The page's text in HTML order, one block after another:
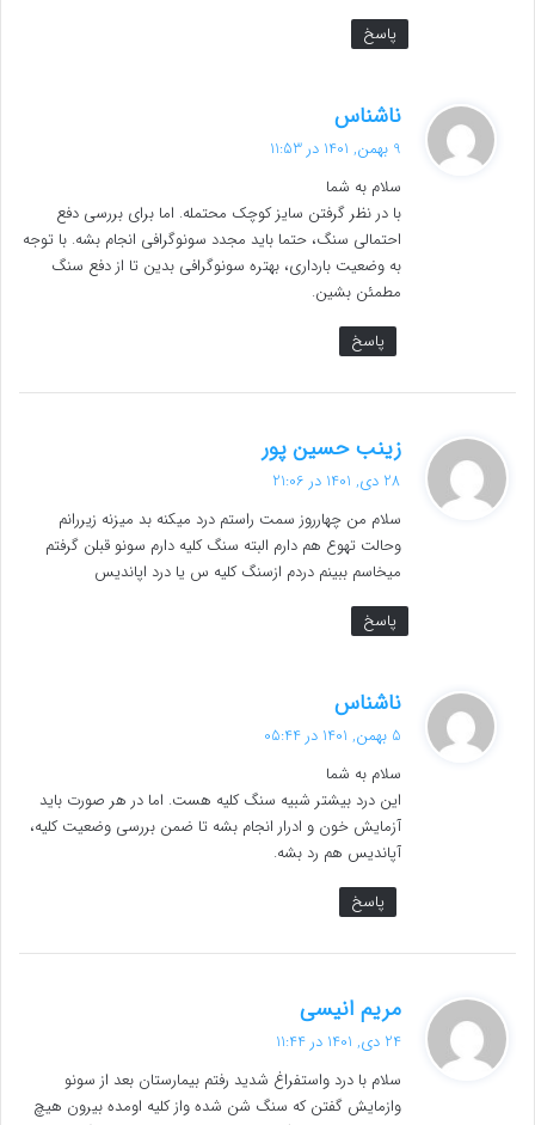
پاسخ
ناشناس
ف
:
9 بهمن, 1401 در 11:53
سلام به شما
با در نظر گرفتن سایز کوچک محتمله. اما برای بررسی دفع
احتمالی سنگ، حتما باید مجدد سونوگرافی انجام بشه. با توجه
به وضعیت بارداری، بهتره سونوگرافی بدین تا از دفع سنگ
مطمئن بشین.
پاسخ
زینب حسین پور
:
28 دی, 1401 در 21:06
سلام من چهارروز سمت راستم درد میکنه بد میزنه زیررانم
وحالت تهوع هم دارم البته سنگ کلیه دارم سونو قبلن گرفتم
میخاسم ببینم دردم ازسنگ کلیه س یا درد اپاندیس
پاسخ
ناشناس
ف
:
5 بهمن, 1401 در 05:44
سلام به شما
این درد بیشتر شبیه سنگ کلیه هست. اما در هر صورت باید
آزمایش خون و ادرار انجام بشه تا ضمن بررسی وضعیت کلیه،
آپاندیس هم رد بشه.
پاسخ
مریم انیسی
ف
:
24 دی, 1401 در 11:44
سلام با درد واستفراغ شدید رفتم بیمارستان بعد از سونو
وازمایش گفتن که سنگ شن شده واز کلیه اومده بیرون هیچ